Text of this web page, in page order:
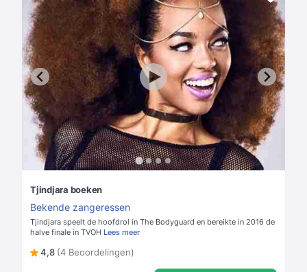
Tjindjara boeken
Bekende zangeressen
Tjindjara speelt de hoofdrol in The Bodyguard en bereikte in 2016 de
halve finale in TVOH Lees meer
4,8 (4 Beoordelingen)